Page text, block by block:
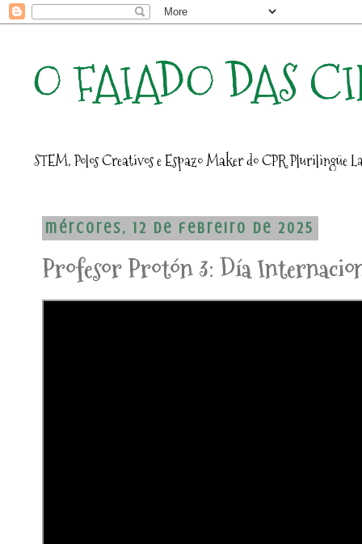
O FAIADO DAS
STEM, Polos Creativos e Espazo Maker do CPR Plurilingüe
mércores, 12 de febreiro de 2025
Profesor Protón 3: Día